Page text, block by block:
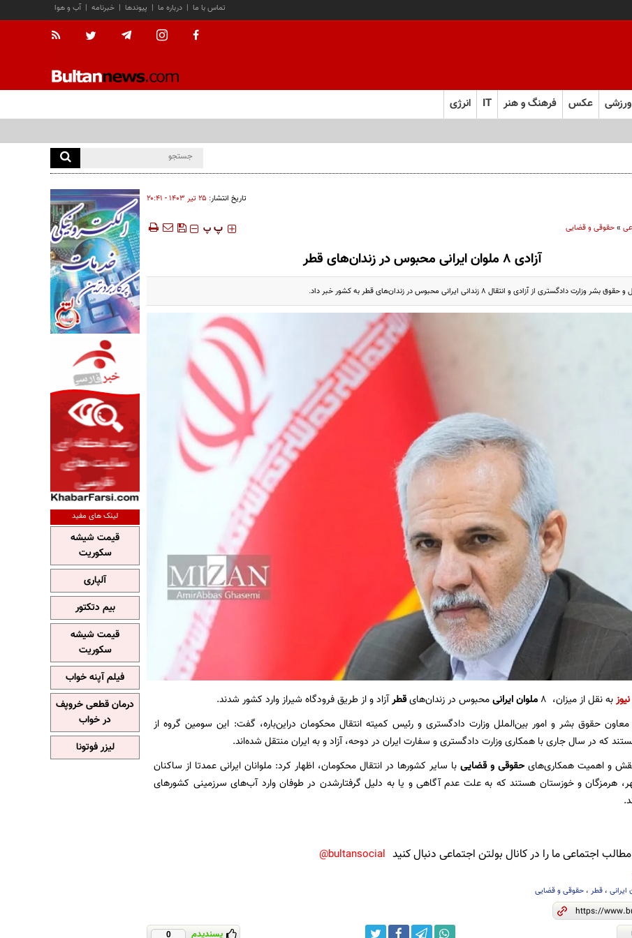
آب و هوا | خبرنامه | پیوندها | درباره ما | تماس با ما
ورزشی عکس فرهنگ و هنر IT انرژی
تاریخ انتشار: ۲۵ تير ۱۴۰۳ - ۲۰:۴۱
»حقوقی و قضایی ‍‍‍ پ پ
آزادی ۸ ملوان ایرانی محبوس در زندان‌های قطر
دادگستری از آزادی و انتقال ۸ زندانی ایرانی محبوس در زندان‌های قطر به کشور خبر داد.
به نقل از میزان، ۸ ملوان ایرانیمحبوس در زندان‌هایقطرآزاد و از طریق فرودگاه شیراز وارد کشور شدند.
حقوق بشر و امور بین‌الملل وزارت دادگستری و رئیس کمیته انتقال محکومان دراین‌باره، گفت: این سومین گروه از
که در سال جاری با همکاری وزارت دادگستری و سفارت ایران در دوحه، آزاد و به ایران منتقل شده‌اند.
نقش و اهمیت همکاری‌هایحقوقی و قضایی با سایر کشور‌ها در انتقال محکومان، اظهار کرد: ملوانان ایرانی عمدتا از ساکنان
هرمزگان و خوزستان هستند که به علت عدم آگاهی و یا به دلیل گرفتارشدن در طوفان وارد آب‌های سرزمینی کشور‌های
اجتماعی ما را در کانال بولتن اجتماعی دنبال کنید bultansocial@
ایرانی، قطر، حقوقی و قضایی
پسندیدم 0
لینک های مفید
قیمت شیشه
سکوریت
آلپاری
بیم دتکتور
قیمت شیشه
سکوریت
فیلم آپنه خواب
درمان قطعی خروپف
در خواب
لیزر فوتونا